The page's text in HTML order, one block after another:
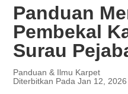
Panduan
Pembekal
Surau
Panduan & Ilmu Karpet
Diterbitkan Pada Jan 12, 2026